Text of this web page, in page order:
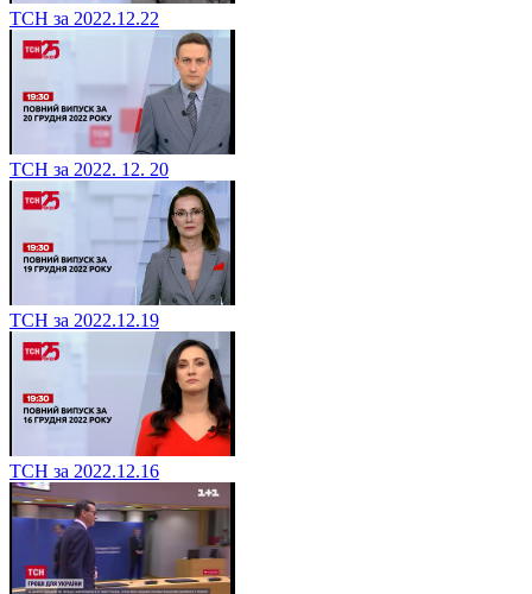
ТСН за 2022.12.22
ТСН за 2022. 12. 20
ТСН за 2022.12.19
ТСН за 2022.12.16